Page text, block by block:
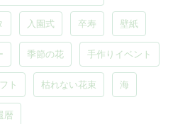
入園式 卒寿 壁紙
季節の花 手作りイベント
ト 枯れない花束 海
暦